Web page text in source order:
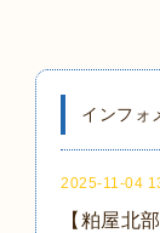
インフォ
2025-11-04
【粕屋北